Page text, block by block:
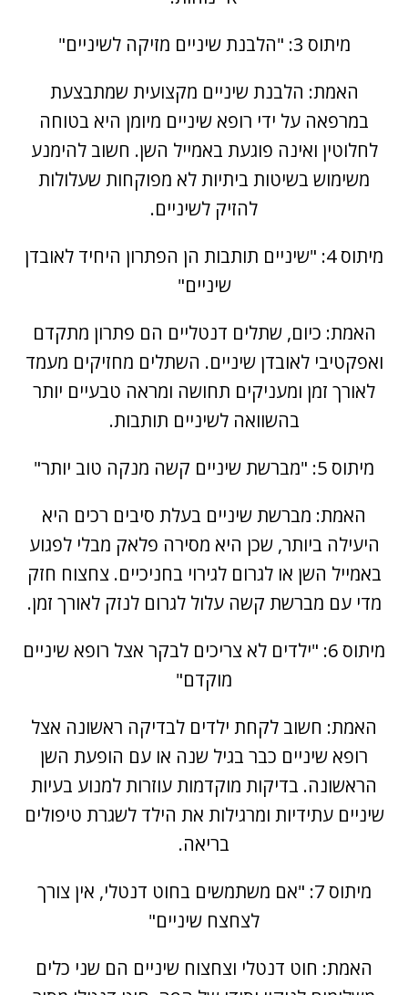
מיתוס 3: "הלבנת שיניים מזיקה לשיניים"
האמת: הלבנת שיניים מקצועית שמתבצעת
במרפאה על ידי רופא שיניים מיומן היא בטוחה
לחלוטין ואינה פוגעת באמייל השן. חשוב להימנע
משימוש בשיטות ביתיות לא מפוקחות שעלולות
להזיק לשיניים.
מיתוס 4: "שיניים תותבות הן הפתרון היחיד לאובדן
שיניים"
האמת: כיום,שתלים דנטליים הם פתרון מתקדם
ואפקטיבי לאובדן שיניים. השתלים מחזיקים מעמד
לאורך זמן ומעניקים תחושה ומראה טבעיים יותר
בהשוואה לשיניים תותבות.
מיתוס 5: "מברשת שיניים קשה מנקה טוב יותר"
האמת: מברשת שיניים בעלת סיבים רכים היא
היעילה ביותר, שכן היא מסירה פלאק מבלי לפגוע
באמייל השן או לגרום לגירוי בחניכיים. צחצוח חזק
מדי עם מברשת קשה עלול לגרום לנזק לאורך זמן.
מיתוס 6: "ילדים לא צריכים לבקר אצל רופא שיניים
מוקדם"
האמת: חשוב לקחת ילדים לבדיקה ראשונה אצל
רופא שיניים כבר בגיל שנה או עם הופעת השן
הראשונה. בדיקות מוקדמות עוזרות למנוע בעיות
שיניים עתידיות ומרגילות את הילד לשגרת טיפולים
בריאה.
מיתוס 7: "אם משתמשים בחוט דנטלי, אין צורך
לצחצח שיניים"
האמת: חוט דנטלי וצחצוח שיניים הם שני כלים